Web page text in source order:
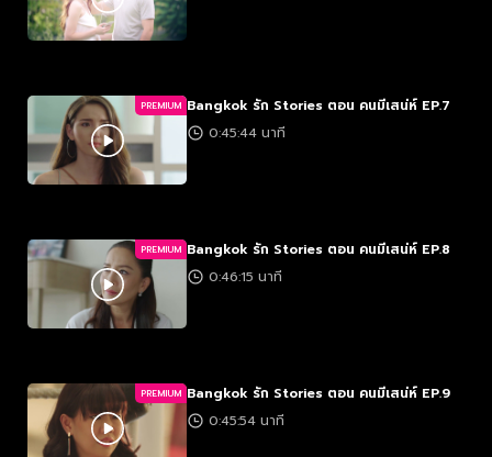
PREMIUM Bangkok รัก Stories ตอน คนมีเสน่ห์ EP.7
0:45:44 นาที
PREMIUM Bangkok รัก Stories ตอน คนมีเสน่ห์ EP.8
0:46:15 นาที
PREMIUM Bangkok รัก Stories ตอน คนมีเสน่ห์ EP.9
0:45:54 นาที